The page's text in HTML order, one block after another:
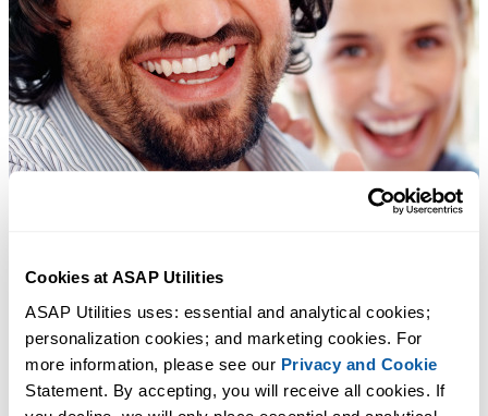
Cookies at ASAP Utilities
ASAP Utilities uses: essential and analytical cookies;
personalization cookies; and marketing cookies. For
more information, please see our Privacy and Cookie
Statement. By accepting, you will receive all cookies. If